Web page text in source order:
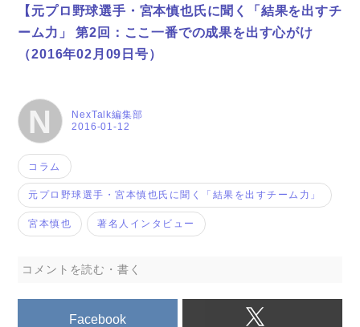
【元プロ野球選手・宮本慎也氏に聞く「結果を出すチ
ーム力」 第2回：ここ一番での成果を出す心がけ
（2016年02月09日号）
N 2016-01-12
NexTalk編集部
コラム
元プロ野球選手・宮本慎也氏に聞く「結果を出すチーム力」
宮本慎也 著名人インタビュー
コメントを読む・書く
Facebook